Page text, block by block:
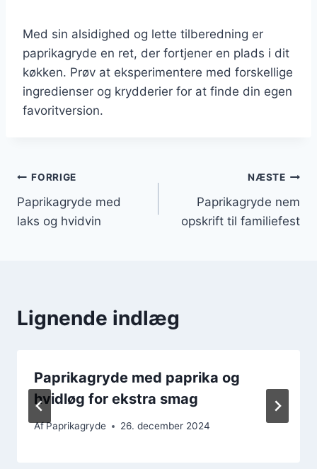
Med sin alsidighed og lette tilberedning er
paprikagryde en ret, der fortjener en plads i dit
køkken. Prøv at eksperimentere med forskellige
ingredienser og krydderier for at finde din egen
favoritversion.
Indlægsnavigation
FORRIGE
Paprikagryde med
laks og hvidvin
NÆSTE
Paprikagryde nem
opskrift til familiefest
Lignende indlæg
Paprikagryde med paprika og
hvidløg for ekstra smag
AfPaprikagryde 26. december 2024